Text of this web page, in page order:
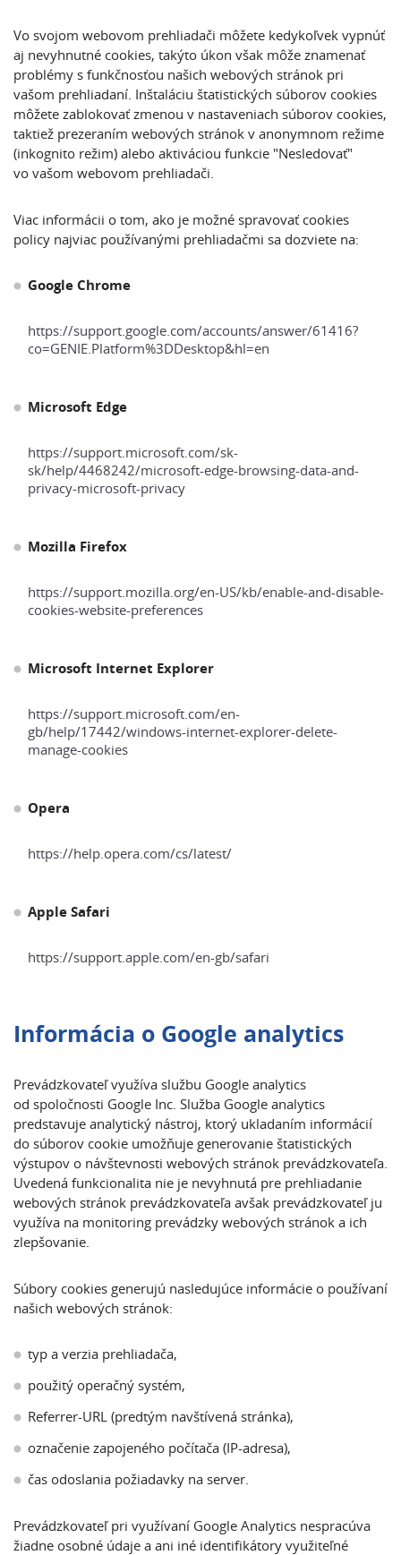
Vo svojom webovom prehliadači môžete kedykoľvek vypnúť
aj nevyhnutné cookies, takýto úkon však môže znamenať
problémy s funkčnosťou našich webových stránok pri
vašom prehliadaní. Inštaláciu štatistických súborov cookies
môžete zablokovať zmenou v nastaveniach súborov cookies,
taktiež prezeraním webových stránok v anonymnom režime
(inkognito režim) alebo aktiváciou funkcie "Nesledovať"
vo vašom webovom prehliadači.
Viac informácii o tom, ako je možné spravovať cookies
policy najviac používanými prehliadačmi sa dozviete na:
Google Chrome
https://support.google.com/accounts/answer/61416?
co=GENIE.Platform%3DDesktop&hl=en
Microsoft Edge
https://support.microsoft.com/sk-
sk/help/4468242/microsoft-edge-browsing-data-and-
privacy-microsoft-privacy
Mozilla Firefox
https://support.mozilla.org/en-US/kb/enable-and-disable-
cookies-website-preferences
Microsoft Internet Explorer
https://support.microsoft.com/en-
gb/help/17442/windows-internet-explorer-delete-
manage-cookies
Opera
https://help.opera.com/cs/latest/
Apple Safari
https://support.apple.com/en-gb/safari
Informácia o Google analytics
Prevádzkovateľ využíva službu Google analytics
od spoločnosti Google Inc. Služba Google analytics
predstavuje analytický nástroj, ktorý ukladaním informácií
do súborov cookie umožňuje generovanie štatistických
výstupov o návštevnosti webových stránok prevádzkovateľa.
Uvedená funkcionalita nie je nevyhnutá pre prehliadanie
webových stránok prevádzkovateľa avšak prevádzkovateľ ju
využíva na monitoring prevádzky webových stránok a ich
zlepšovanie.
Súbory cookies generujú nasledujúce informácie o používaní
našich webových stránok:
typ a verzia prehliadača,
použitý operačný systém,
Referrer-URL (predtým navštívená stránka),
označenie zapojeného počítača (IP-adresa),
čas odoslania požiadavky na server.
Prevádzkovateľ pri využívaní Google Analytics nespracúva
žiadne osobné údaje a ani iné identifikátory využiteľné